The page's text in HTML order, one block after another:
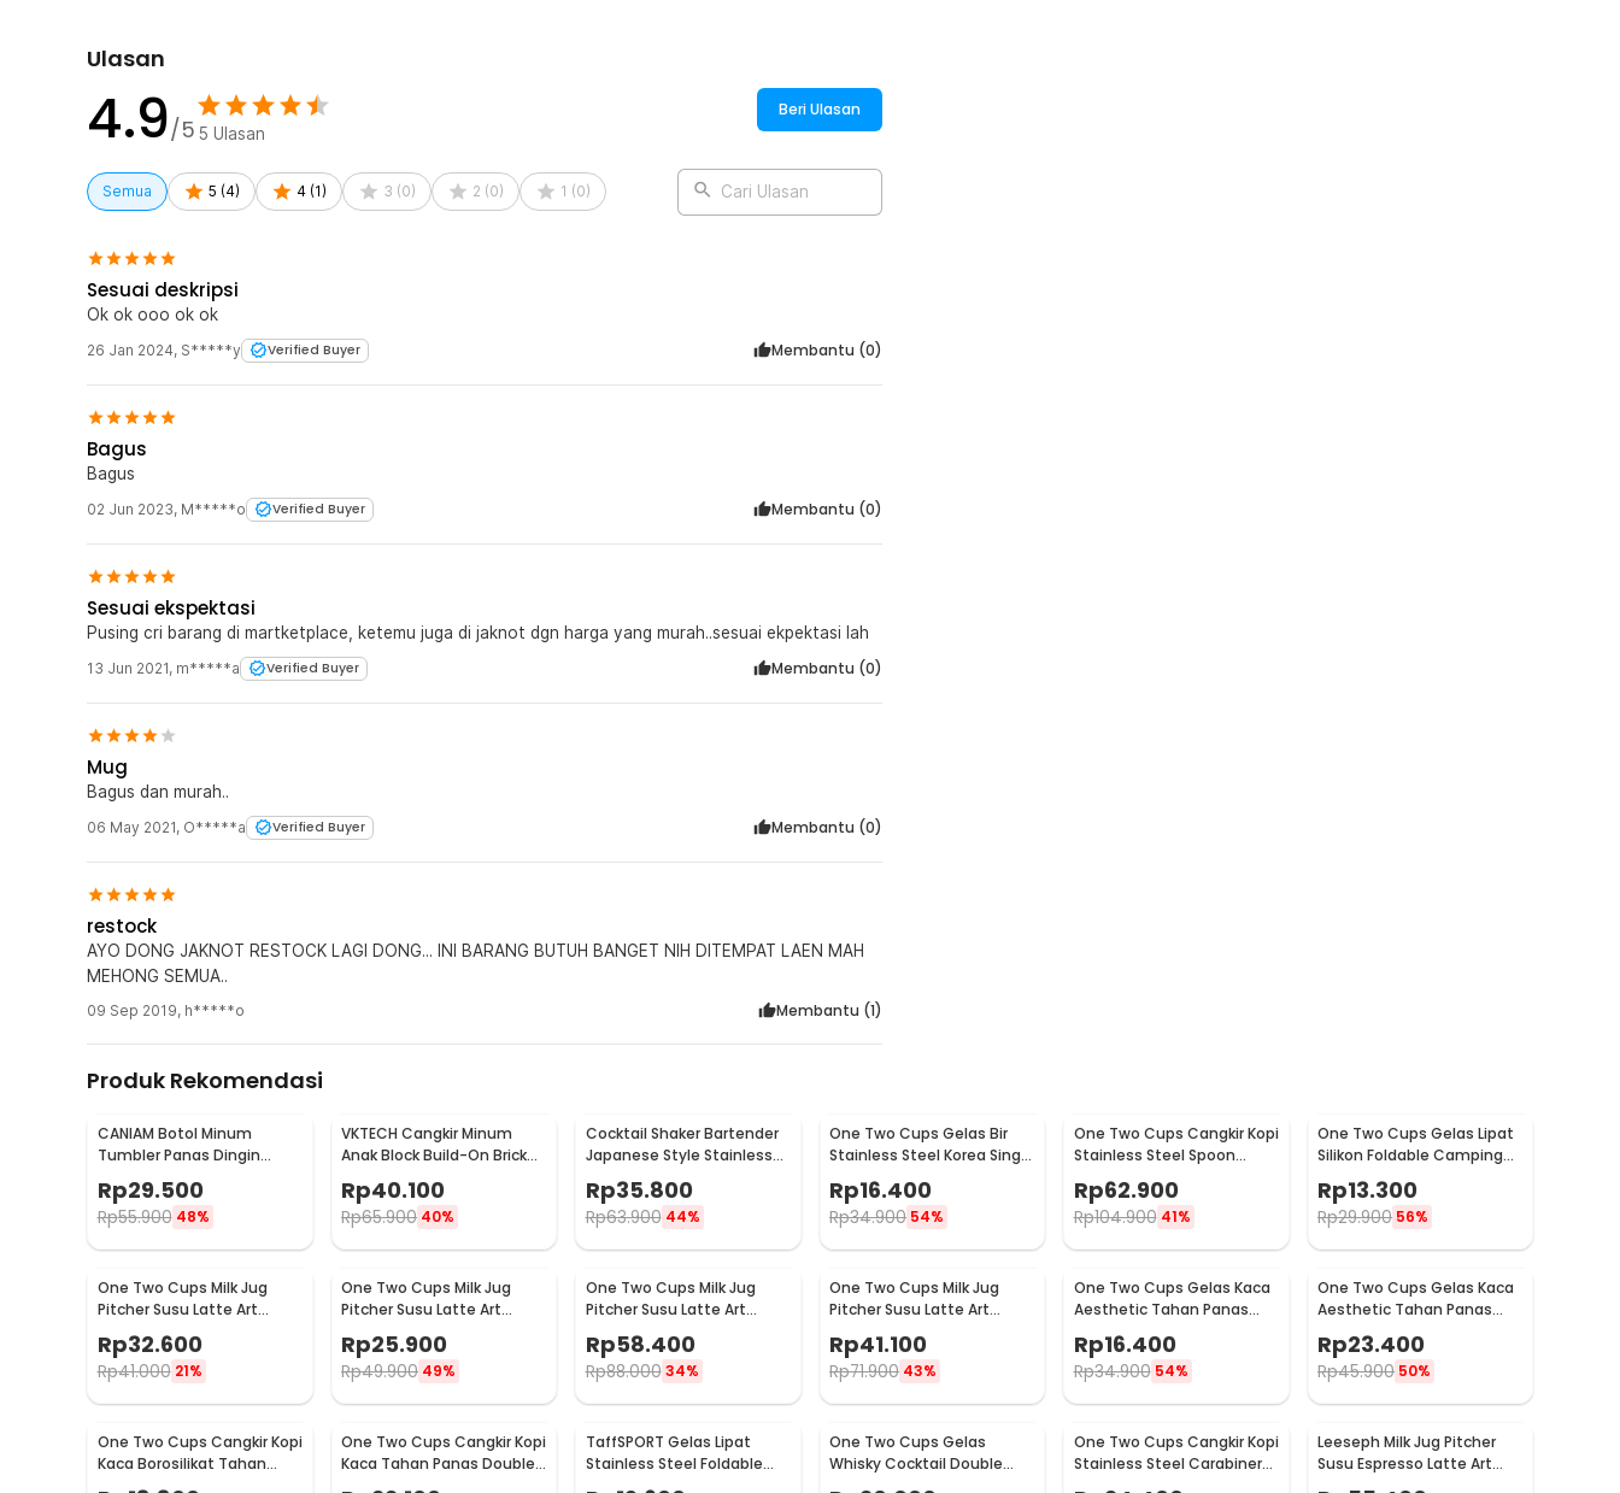
Ulasan
4.9/5 5 Ulasan
Beri Ulasan
Semua 5 (4) 4 (1) 3 (0) 2 (0) 1 (0) Cari Ulasan
Sesuai deskripsi
Ok ok ooo ok ok
26 Jan 2024, S*****y Verified Buyer Membantu (0)
Bagus
Bagus
02 Jun 2023, M*****o Verified Buyer Membantu (0)
Sesuai ekspektasi
Pusing cri barang di martketplace, ketemu juga di jaknot dgn harga yang murah..sesuai ekpektasi lah
13 Jun 2021, m*****a Verified Buyer Membantu (0)
Mug
Bagus dan murah..
06 May 2021, O*****a Verified Buyer Membantu (0)
restock
AYO DONG JAKNOT RESTOCK LAGI DONG... INI BARANG BUTUH BANGET NIH DITEMPAT LAEN MAH
MEHONG SEMUA..
09 Sep 2019, h*****o Membantu (1)
Produk Rekomendasi
CANIAM Botol Minum
Tumbler Panas Dingin
400ml
Rp29.500
Rp55.900 48%
VKTECH Cangkir Minum
Anak Block Build-On Brick
Rp40.100
Rp65.900 40%
Cocktail Shaker Bartender
Japanese Style Stainless
Steel 200ml
Rp35.800
Rp63.900 44%
One Two Cups Gelas Bir
Stainless Steel Korea Single
Wall Glass 180ml - J070
Rp16.400
Rp34.900 54%
One Two Cups Cangkir Kopi
Stainless Steel Spoon
Saucer Cup 120ml - 201
Rp62.900
Rp104.900 41%
One Two Cups Gelas Lipat
Silikon Foldable Camping
with Strap 200ml - F120
Rp13.300
Rp29.900 56%
One Two Cups Milk Jug
Pitcher Susu Latte Art
Espresso Stainless Steel
350ml - J068
Rp32.600
Rp41.000 21%
One Two Cups Milk Jug
Pitcher Susu Latte Art
150ml - J068
Rp25.900
Rp49.900 49%
One Two Cups Milk Jug
Pitcher Susu Latte Art
Espresso Stainless Steel
900ml - J068
Rp58.400
Rp88.000 34%
One Two Cups Milk Jug
Pitcher Susu Latte Art
350ml - 10084
Rp41.100
Rp71.900 43%
One Two Cups Gelas Kaca
Aesthetic Tahan Panas
Double Wall Glass 250ml -
PLY1704
Rp16.400
Rp34.900 54%
One Two Cups Gelas Kaca
Aesthetic Tahan Panas
Double Wall Glass 433ml -
PLY1704
Rp23.400
Rp45.900 50%
One Two Cups Cangkir Kopi
Kaca Borosilikat Tahan
Panas Double Wall Cup
One Two Cups Cangkir Kopi
Kaca Tahan Panas Double
TaffSPORT Gelas Lipat
Stainless Steel Foldable
Cup Carabiner 240ml -
One Two Cups Gelas
Whisky Cocktail Double
One Two Cups Cangkir Kopi
Stainless Steel Carabiner
Leeseph Milk Jug Pitcher
Susu Espresso Latte Art